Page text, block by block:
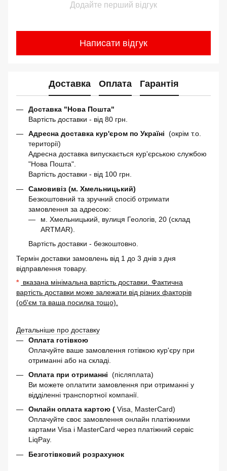
Додайте перший відгук
Написати відгук
Доставка Оплата Гарантія
Доставка "Нова Пошта"
Вартість доставки - від 80 грн.
Адресна доставка кур'єром по Україні (окрім т.о.
території)
Адресна доставка випускається кур'єрською службою
"Нова Пошта".
Вартість доставки - від 100 грн.
Самовивіз (м. Хмельницький)
Безкоштовний та зручний спосіб отримати
замовлення за адресою:
м. Хмельницький, вулиця Геологів, 20 (склад
ARTMAR).
Вартість доставки - безкоштовно.
Термін доставки замовлень від 1 до 3 днів з дня
відправлення товару.
* вказана мінімальна вартість доставки. Фактична
вартість доставки може залежати від різних факторів
(об'єм та ваша посилка тощо).
Детальніше про доставку
Оплата готівкою
Оплачуйте ваше замовлення готівкою кур'єру при
отриманні або на складі.
Оплата при отриманні (післяплата)
Ви можете оплатити замовлення при отриманні у
відділенні транспортної компанії.
Онлайн оплата картою ( Visa, MasterCard)
Оплачуйте своє замовлення онлайн платіжними
картами Visa і MasterCard через платіжний сервіс
LiqPay.
Безготівковий розрахунок